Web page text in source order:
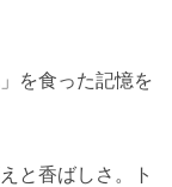
を食った記憶を
と香ばしさ。ト